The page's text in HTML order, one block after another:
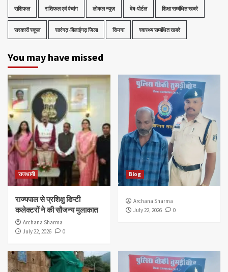
राशिफल राशिफल एवं पंचांग लोकल न्यूज़ वेब-पोर्टल शिक्षा सम्बंधित खबरे
सरकारी स्कूल सारंगढ़-बिलाईगढ़ जिला सिमगा स्वास्थ्य सम्बंधित खबरे
You may have missed
राजधानी
राज्यपाल से प्रशिक्षु डिप्टी
कलेक्टरों ने की सौजन्य मुलाकात
Archana Sharma
July 22, 2026
0
Blog
Archana Sharma
July 22, 2026
0